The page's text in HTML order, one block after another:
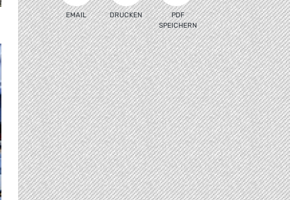
EMAIL DRUCKEN
PDF
SPEICHERN